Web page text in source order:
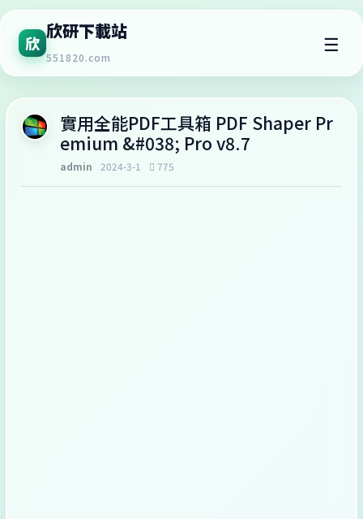
欣
欣研下載站
551820.com
☰
實用全能PDF工具箱 PDF Shaper Pr
emium &#038; Pro v8.7
admin 2024-3-1 775